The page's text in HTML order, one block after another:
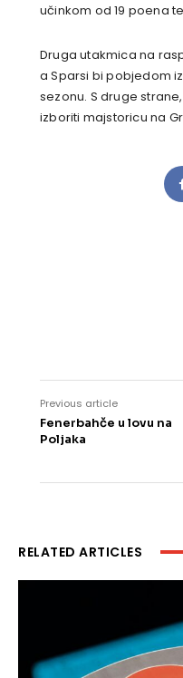
učinkom od 19 poena
Druga utakmica na
a Sparsi bi pobjedom
sezonu. S druge
izboriti majstoricu na
Previous article
Fenerbahče u lovu na
Poljaka
RELATED ARTICLES